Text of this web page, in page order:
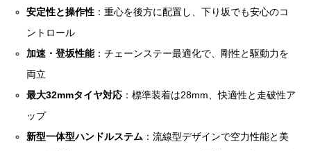
安定性と操作性 ：重心を後方に配置し、下り坂でも安心のコ
ントロール
加速・登坂性能：チェーンステー最適化で、剛性と駆動力を
両立
最大32mmタイヤ対応 ：標準装着は28mm、快適性と走破性ア
ップ
新型一体型ハンドルステム ：流線型デザインで空力性能と美